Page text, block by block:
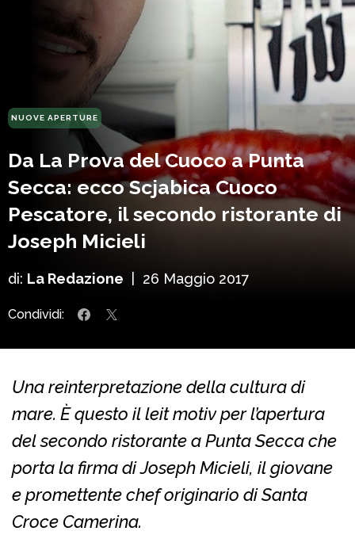
NUOVE APERTURE
Da La Prova del Cuoco a Punta
Secca: ecco Scjabica Cuoco
Pescatore, il secondo ristorante di
Joseph Micieli
di: La Redazione 26 Maggio 2017
Condividi:
Una reinterpretazione della cultura di
mare. È questo il leit motiv per l’apertura
del secondo ristorante a Punta Secca che
porta la firma di Joseph Micieli, il giovane
e promettente chef originario di Santa
Croce Camerina.